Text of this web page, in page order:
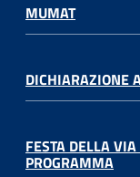
MUMAT
DICHIARAZIONE
FESTA DELLA
PROGRAMMA